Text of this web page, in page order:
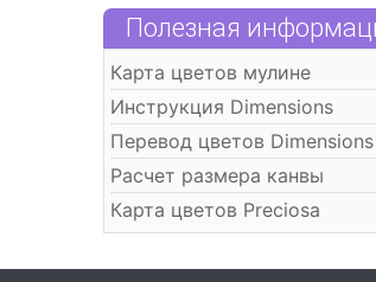
Полезная
Карта цветов мулине
Инструкция Dimensions
Перевод цветов Dimensions
Расчет размера канвы
Карта цветов Preciosa